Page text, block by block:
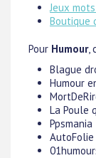
Jeux
Boutique
Pour Humour,
Blague
Humour
La Poule
Ppsmania
AutoFolie